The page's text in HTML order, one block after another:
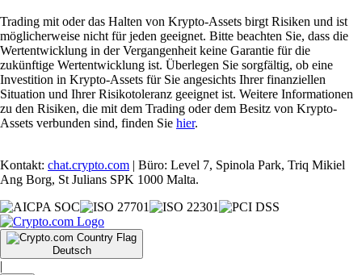
Trading mit oder das Halten von Krypto-Assets birgt Risiken und ist
möglicherweise nicht für jeden geeignet. Bitte beachten Sie, dass die
Wertentwicklung in der Vergangenheit keine Garantie für die
zukünftige Wertentwicklung ist. Überlegen Sie sorgfältig, ob eine
Investition in Krypto-Assets für Sie angesichts Ihrer finanziellen
Situation und Ihrer Risikotoleranz geeignet ist. Weitere Informationen
zu den Risiken, die mit dem Trading oder dem Besitz von Krypto-
Assets verbunden sind, finden Sie hier.
Kontakt: chat.crypto.com | Büro: Level 7, Spinola Park, Triq Mikiel
Ang Borg, St Julians SPK 1000 Malta.
Deutsch
|